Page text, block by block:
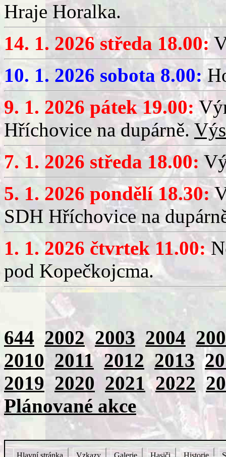
Hraje Horalka.
14. 1. 2026 středa 18.00:
10. 1. 2026 sobota 8.00:
9. 1. 2026 pátek 19.00:
Hříchovice na dupárně.
7. 1. 2026 středa 18.00:
5. 1. 2026 pondělí 18.30:
SDH Hříchovice na
1. 1. 2026 čtvrtek 11.00:
pod Kopečkojcma.
644 2002 2003 2004
2010 2011 2012 2013
2019 2020 2021 2022
Plánované akce
Hlavní stránka Vzkazy Galerie Hasiči Historie